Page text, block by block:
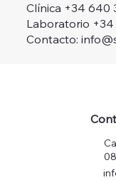
Clínica +34 640
Laboratorio
Contacto: